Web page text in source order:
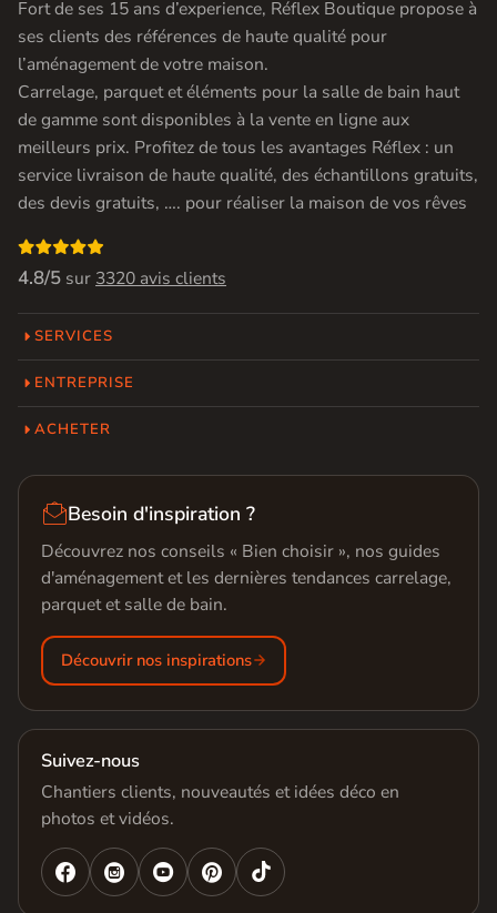
Fort de ses 15 ans d’experience, Réflex Boutique propose à
ses clients des références de haute qualité pour
l’aménagement de votre maison.
Carrelage, parquet et éléments pour la salle de bain haut
de gamme sont disponibles à la vente en ligne aux
meilleurs prix. Profitez de tous les avantages Réflex : un
service livraison de haute qualité, des échantillons gratuits,
des devis gratuits, …. pour réaliser la maison de vos rêves

4.8/5 sur 3320 avis clients
SERVICES
ENTREPRISE
ACHETER
Besoin d'inspiration ?
Découvrez nos conseils « Bien choisir », nos guides
d'aménagement et les dernières tendances carrelage,
parquet et salle de bain.
Découvrir nos inspirations
Suivez-nous
Chantiers clients, nouveautés et idées déco en
photos et vidéos.
   